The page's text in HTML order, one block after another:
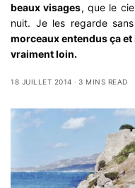
beaux visages, que le
nuit. Je les regarde
morceaux entendus ça et
vraiment loin.
18 JUILLET 2014 3 MINS READ